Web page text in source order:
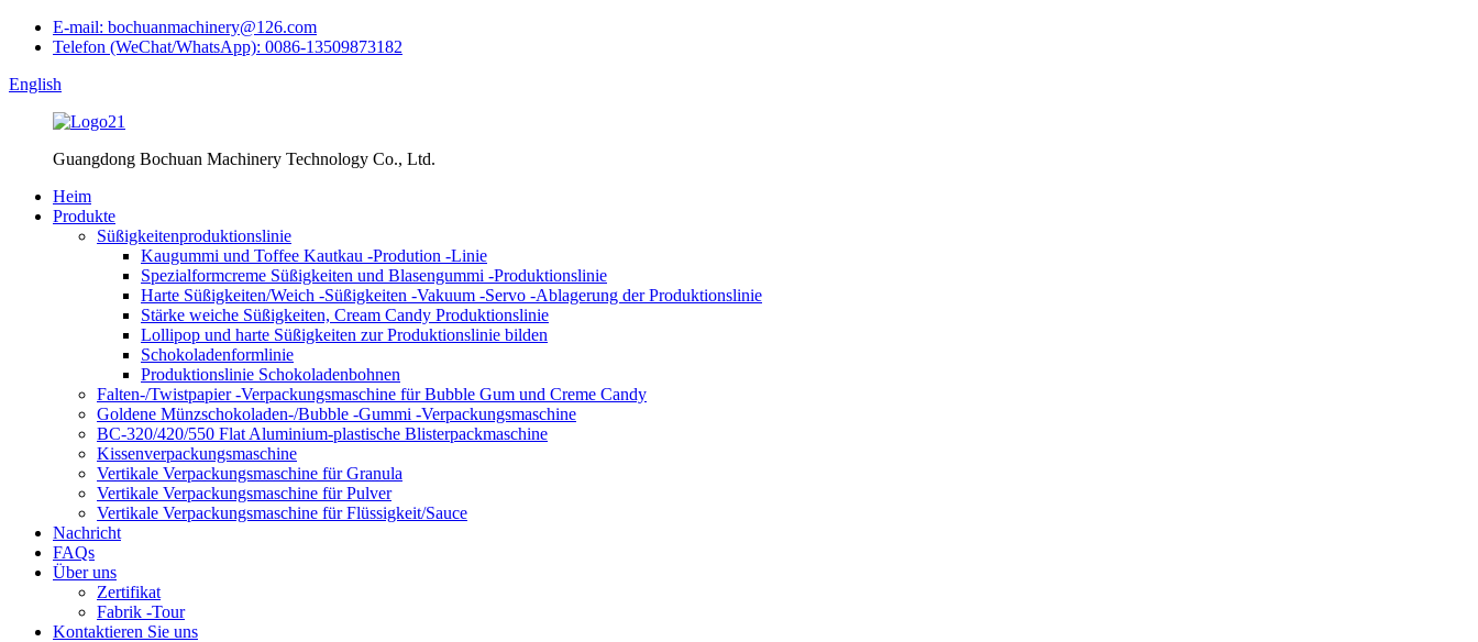
E-mail: bochuanmachinery@126.com
Telefon (WeChat/WhatsApp): 0086-13509873182
English
Guangdong Bochuan Machinery Technology Co., Ltd.
Heim
Produkte
Süßigkeitenproduktionslinie
Kaugummi und Toffee Kautkau -Prodution -Linie
Spezialformcreme Süßigkeiten und Blasengummi -Produktionslinie
Harte Süßigkeiten/Weich -Süßigkeiten -Vakuum -Servo -Ablagerung der Produktionslinie
Stärke weiche Süßigkeiten, Cream Candy Produktionslinie
Lollipop und harte Süßigkeiten zur Produktionslinie bilden
Schokoladenformlinie
Produktionslinie Schokoladenbohnen
Falten-/Twistpapier -Verpackungsmaschine für Bubble Gum und Creme Candy
Goldene Münzschokoladen-/Bubble -Gummi -Verpackungsmaschine
BC-320/420/550 Flat Aluminium-plastische Blisterpackmaschine
Kissenverpackungsmaschine
Vertikale Verpackungsmaschine für Granula
Vertikale Verpackungsmaschine für Pulver
Vertikale Verpackungsmaschine für Flüssigkeit/Sauce
Nachricht
FAQs
Über uns
Zertifikat
Fabrik -Tour
Kontaktieren Sie uns